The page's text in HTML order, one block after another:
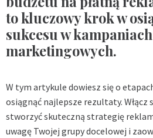
to kluczowy krok w
sukcesu w kampaniach
marketingowych.
W tym artykule dowiesz się o
osiągnąć najlepsze rezultaty. Włącz
stworzyć skuteczną strategię
uwagę Twojej grupy docelowej i